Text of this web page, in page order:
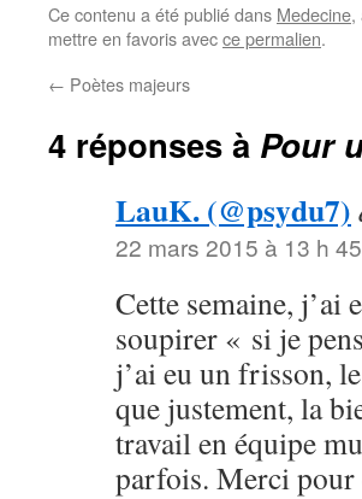
Ce contenu a été publié dans Medecine,
mettre en favoris avecce permalien.
← Poètes majeurs
4 réponses à Pour
LauK. (@psydu7)
22 mars 2015 à 13 h
Cette semaine, j’ai
soupirer « si je
j’ai eu un frisson,
que justement, la
travail en équipe
parfois. Merci